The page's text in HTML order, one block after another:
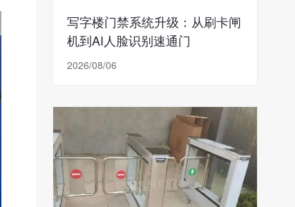
写字楼门禁系统升级：从刷卡闸
机到AI人脸识别速通门
2026/08/06